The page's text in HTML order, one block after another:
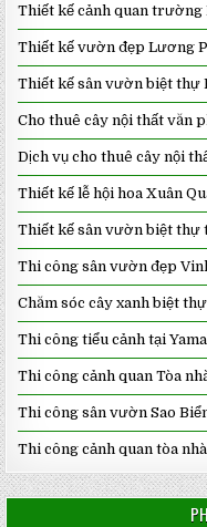
Thiết kế cảnh quan trường
Thiết kế vườn đẹp Lương
Thiết kế sân vườn biệt thự
Cho thuê cây nội thất văn
Dịch vụ cho thuê cây nội
Thiết kế lễ hội hoa Xuân
Thiết kế sân vườn biệt thự
Thi công sân vườn đẹp
Chăm sóc cây xanh biệt
Thi công tiểu cảnh tại
Thi công cảnh quan Tòa
Thi công sân vườn Sao
Thi công cảnh quan tòa